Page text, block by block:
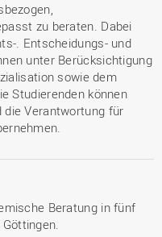
zu beraten. Dabei
. Entscheidungs- und
unter Berücksichtigung
sowie dem
Studierenden können
die Verantwortung für
Beratung in fünf